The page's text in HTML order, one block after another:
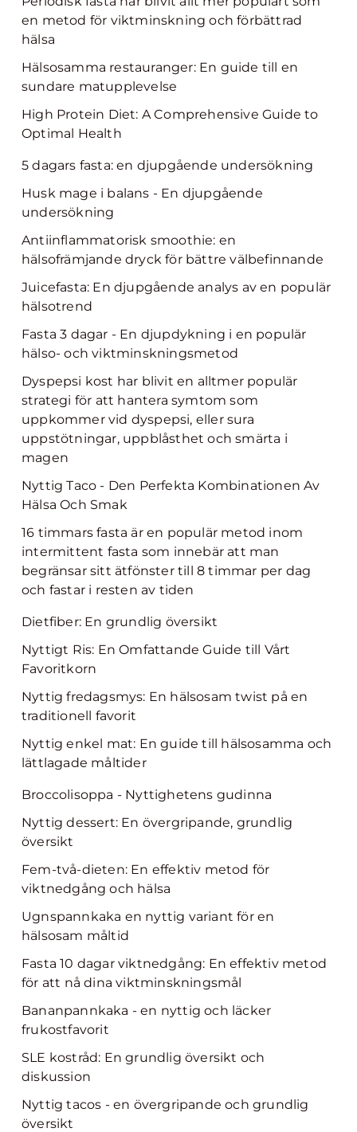
en metod för viktminskning och förbättrad
hälsa
Hälsosamma restauranger: En guide till en
sundare matupplevelse
High Protein Diet: A Comprehensive Guide to
Optimal Health
5 dagars fasta: en djupgående undersökning
Husk mage i balans - En djupgående
undersökning
Antiinflammatorisk smoothie: en
hälsofrämjande dryck för bättre välbefinnande
Juicefasta: En djupgående analys av en populär
hälsotrend
Fasta 3 dagar - En djupdykning i en populär
hälso- och viktminskningsmetod
Dyspepsi kost har blivit en alltmer populär
strategi för att hantera symtom som
uppkommer vid dyspepsi, eller sura
uppstötningar, uppblåsthet och smärta i
magen
Nyttig Taco - Den Perfekta Kombinationen Av
Hälsa Och Smak
16 timmars fasta är en populär metod inom
intermittent fasta som innebär att man
begränsar sitt ätfönster till 8 timmar per dag
och fastar i resten av tiden
Dietfiber: En grundlig översikt
Nyttigt Ris: En Omfattande Guide till Vårt
Favoritkorn
Nyttig fredagsmys: En hälsosam twist på en
traditionell favorit
Nyttig enkel mat: En guide till hälsosamma och
lättlagade måltider
Broccolisoppa - Nyttighetens gudinna
Nyttig dessert: En övergripande, grundlig
översikt
Fem-två-dieten: En effektiv metod för
viktnedgång och hälsa
Ugnspannkaka en nyttig variant för en
hälsosam måltid
Fasta 10 dagar viktnedgång: En effektiv metod
för att nå dina viktminskningsmål
Bananpannkaka - en nyttig och läcker
frukostfavorit
SLE kostråd: En grundlig översikt och
diskussion
Nyttig tacos - en övergripande och grundlig
översikt